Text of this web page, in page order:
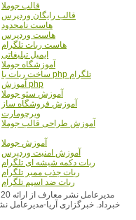
قالب جوملا
قالب رایگان وردپرس
هاست نامحدود
هاست وردپرس
هاست ربات تلگرام
ایمیل تبلیغاتی
آموزشگاه جوملا
ساخت ربات با php تلگرام
آموزش php
آموزش سئو جوملا
آموزش فروشگاه ساز
ویرچومارت
آموزش طراحی قالب جوملا
آموزش جوملا
آموزش امنیت وردپرس
ربات دکمه شیشه ای تلگرام
ربات جذب ممبر تلگرام
ربات ضد اسپم تلگرام